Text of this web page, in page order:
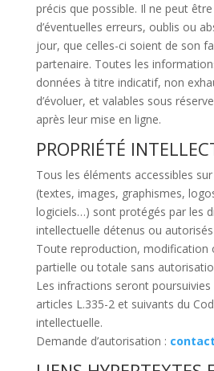
précis que possible. Il ne peut
d’éventuelles erreurs, oublis ou
jour, que celles-ci soient de son
partenaire. Toutes les
données à titre indicatif, non
d’évoluer, et valables sous
après leur mise en ligne.
PROPRIÉTÉ
Tous les éléments accessibles sur
(textes, images, graphismes,
logiciels…) sont protégés par les
intellectuelle détenus ou
Toute reproduction, modification
partielle ou totale sans
Les infractions seront
articles L.335-2 et suivants du
intellectuelle.
Demande d’autorisation :